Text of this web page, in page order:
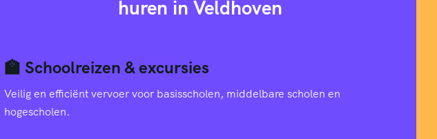
huren in Veldhoven
🏫 Schoolreizen & excursies
Veilig en efficiënt vervoer voor basisscholen, middelbare scholen en
hogescholen.